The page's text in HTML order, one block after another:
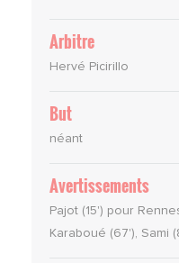
Arbitre
Hervé Picirillo
But
néant
Avertissements
Pajot (15') pour
Karaboué (67'), Sami